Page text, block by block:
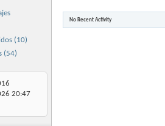
(10)
(54)
20:47
No Recent Activity